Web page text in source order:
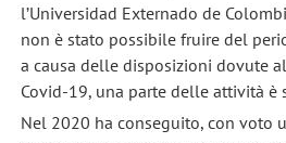
l’Universidad Externado de
non è stato possibile fruire del
a causa delle disposizioni dovute
Covid-19, una parte delle attività è
Nel 2020 ha conseguito, con voto